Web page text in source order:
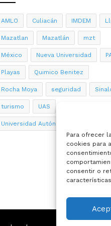
Para ofrecer
cookies para
consentir o
AMLO Culiacán IMDEM
Mazatlan Mazatlán mzt
México Nueva Universidad
Playas Quimico Benitez
Rocha Moya seguridad
turismo UAS
Universidad Autónoma de Sinaloa